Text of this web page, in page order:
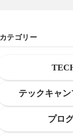
カテゴリー
テックキャ
プロ